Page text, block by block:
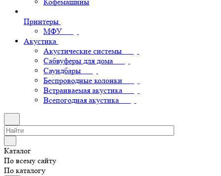
Кофемашины
Принтеры
МФУ
Акустика
Акустические системы
Сабвуферы для дома
Саундбары
Беспроводные колонки
Встраиваемая акустика
Всепогодная акустика
Каталог
По всему сайту
По каталогу